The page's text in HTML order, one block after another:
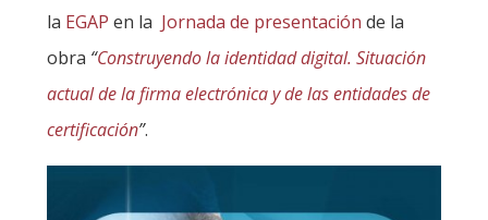
la EGAP en la Jornada de presentación de la
obra “Construyendo la identidad digital. Situación
actual de la firma electrónica y de las entidades de
certificación”.